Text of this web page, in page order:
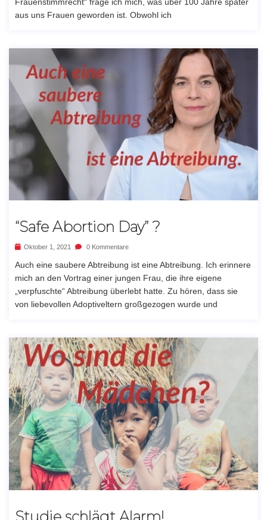
aus uns Frauen geworden ist. Obwohl ich
“Safe Abortion Day” ?
Oktober 1, 2021 0 Kommentare
Auch eine saubere Abtreibung ist eine Abtreibung. Ich erinnere
mich an den Vortrag einer jungen Frau, die ihre eigene
„verpfuschte“ Abtreibung überlebt hatte. Zu hören, dass sie
von liebevollen Adoptiveltern großgezogen wurde und
Studie schlägt Alarm!